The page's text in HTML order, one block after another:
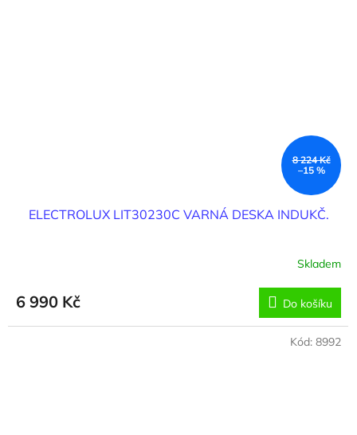
8 224 Kč
–15 %
ELECTROLUX LIT30230C VARNÁ DESKA INDUKČ.
Skladem
6 990 Kč Do košíku
Kód: 8992